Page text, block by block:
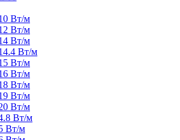
Вт/м
Вт/м
Вт/м
Вт/м
Вт/м
Вт/м
Вт/м
Вт/м
Вт/м
Вт/м
Вт/м